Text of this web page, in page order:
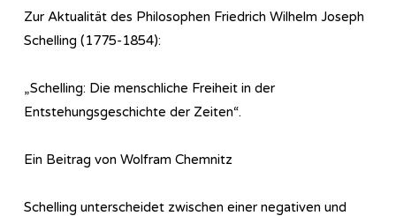
Zur Aktualität des Philosophen Friedrich Wilhelm Joseph
Schelling (1775-1854):
„Schelling: Die menschliche Freiheit in der
Entstehungsgeschichte der Zeiten“.
Ein Beitrag von Wolfram Chemnitz
Schelling unterscheidet zwischen einer negativen und